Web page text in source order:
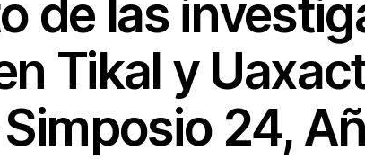
de las
Tikal y
Simposio 24,